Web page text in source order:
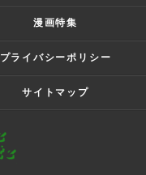
漫画特集
プライバシーポリシー
サイトマップ